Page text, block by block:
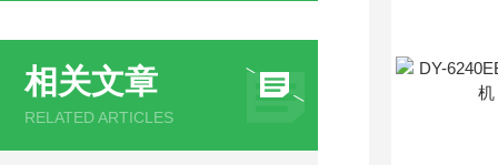
相关文章
RELATED ARTICLES